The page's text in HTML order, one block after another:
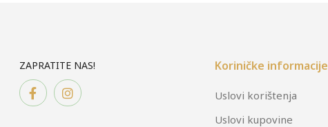
ZAPRATITE NAS! Koriničke informacije
Uslovi korištenja
Uslovi kupovine